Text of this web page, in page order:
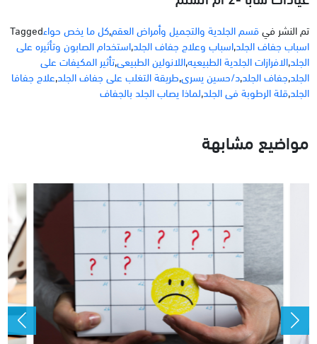
تم النشر فيقسم الجلدية والتجميل وأمراض العقم,كل ما يخص حواءTagged
اسباب جفاف الجلد,اسباب وعلاج جفاف الجلد,استخدام الصابون وتأثيره على
الجلد,الافرازات الجلدية الطبيعيه,اللانولين الطبيعى,تأثير المكيفات على
الجلد,جفاف الجلد,د/حسين يسرى,طريقة التغلب على جفاف الجلد,علاج جفافا
الجلد,قلة الرطوبة فى الجلد,لماذا يصاب الجلد بالجفاف
مواضيع مشابهة